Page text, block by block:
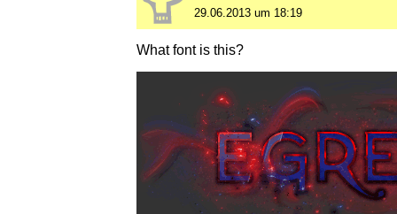
29.06.2013 um 18:19
What font is this?